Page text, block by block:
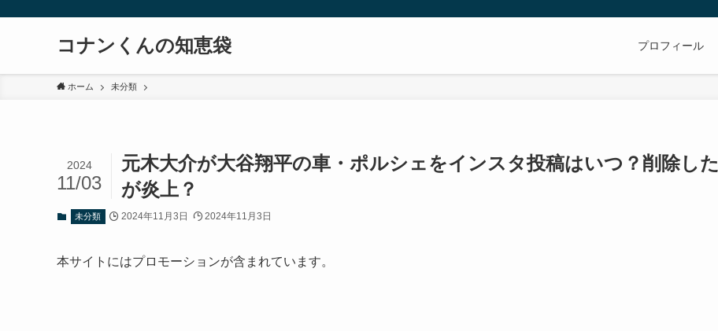
コナンくんの知恵袋 プロフィール
ホーム 未分類
元木大介が大谷翔平の車・ポルシェをインスタ投稿はいつ？削除した
が炎上？
2024
11/03
未分類 2024年11月3日 2024年11月3日
本サイトにはプロモーションが含まれています。